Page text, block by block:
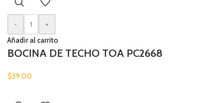
-
+
Añadir al carrito
BOCINA DE TECHO TOA PC2668
$39.00